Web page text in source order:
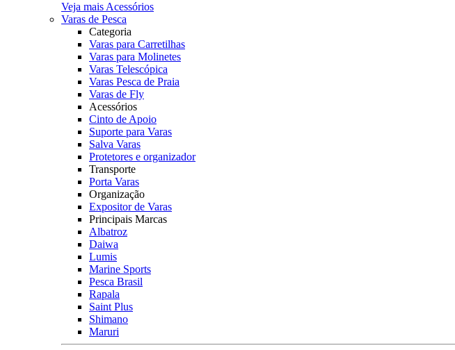
Veja mais Acessórios
Varas de Pesca
Categoria
Varas para Carretilhas
Varas para Molinetes
Varas Telescópica
Varas Pesca de Praia
Varas de Fly
Acessórios
Cinto de Apoio
Suporte para Varas
Salva Varas
Protetores e organizador
Transporte
Porta Varas
Organização
Expositor de Varas
Principais Marcas
Albatroz
Daiwa
Lumis
Marine Sports
Pesca Brasil
Rapala
Saint Plus
Shimano
Maruri